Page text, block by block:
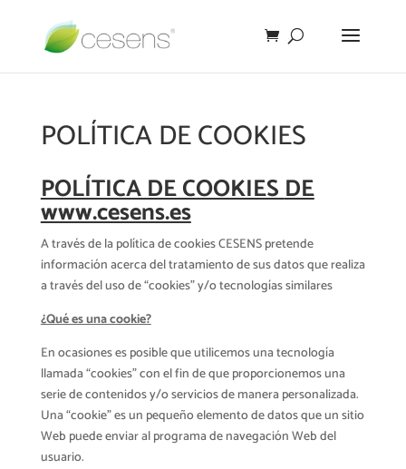
POLÍTICA DE COOKIES
POLÍTICA DE COOKIESDE
www.cesens.es
A través de la política de cookies CESENS pretende
información acerca del tratamiento de sus datos que realiza
a través del uso de “cookies” y/o tecnologías similares
¿Qué es una cookie?
En ocasiones es posible que utilicemos una tecnología
llamada “cookies” con el fin de que proporcionemos una
serie de contenidos y/o servicios de manera personalizada.
Una “cookie” es un pequeño elemento de datos que un sitio
Web puede enviar al programa de navegación Web del
usuario.